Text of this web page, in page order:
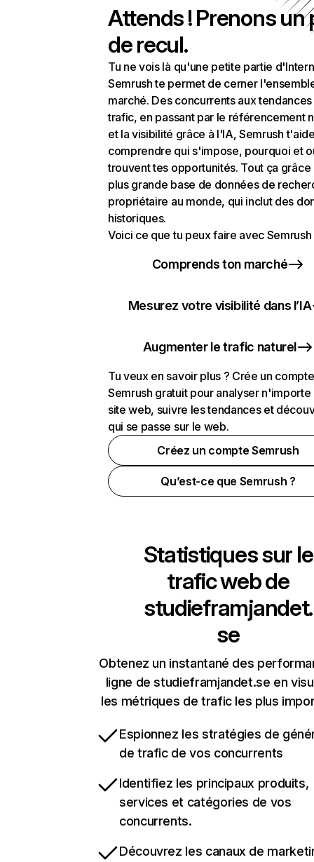
Attends ! Prenons un
de recul.
Tu ne vois là qu'une petite partie
Semrush te permet de cerner
marché. Des concurrents aux
trafic, en passant par le référencement
et la visibilité grâce à l'IA, Semrush
comprendre qui s'impose, pourquoi et
trouvent tes opportunités. Tout ça grâce
plus grande base de données de
propriétaire au monde, qui inclut des
historiques.
Voici ce que tu peux faire avec Semrush
Comprends ton marché
Mesurez votre visibilité dans l’IA
Augmenter le trafic naturel
Tu veux en savoir plus ? Crée un compte
Semrush gratuit pour analyser n'importe
site web, suivre les tendances et
qui se passe sur le web.
Créez un compte Semrush
Qu’est-ce que Semrush ?
Statistiques sur le
trafic web de
studieframjandet.
se
Obtenez un instantané des
ligne de studieframjandet.se en
les métriques de trafic les plus
Espionnez les stratégies de
de trafic de vos concurrents
Identifiez les principaux produits,
services et catégories de vos
concurrents.
Découvrez les canaux de